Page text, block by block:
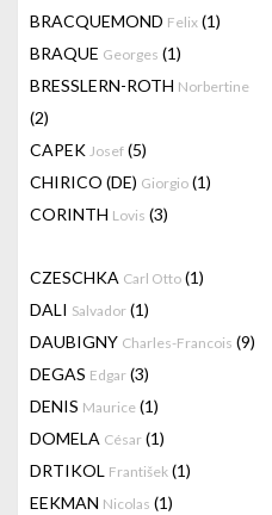
BRACQUEMOND Felix (1)
BRAQUE Georges (1)
BRESSLERN-ROTH Norbertine
(2)
CAPEK Josef (5)
CHIRICO (DE) Giorgio (1)
CORINTH Lovis (3)
CZESCHKA Carl Otto (1)
DALI Salvador (1)
DAUBIGNY Charles-Francois (9)
DEGAS Edgar (3)
DENIS Maurice (1)
DOMELA César (1)
DRTIKOL František (1)
EEKMAN Nicolas (1)